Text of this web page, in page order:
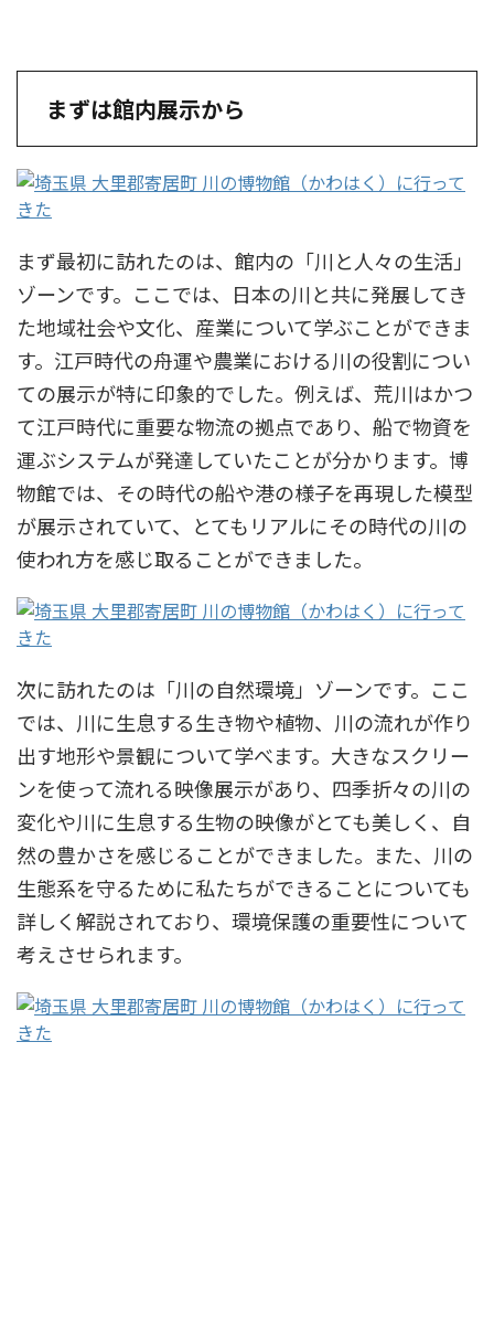
まずは館内展示から
まず最初に訪れたのは、館内の「川と人々の生活」
ゾーンです。ここでは、日本の川と共に発展してき
た地域社会や文化、産業について学ぶことができま
す。江戸時代の舟運や農業における川の役割につい
ての展示が特に印象的でした。例えば、荒川はかつ
て江戸時代に重要な物流の拠点であり、船で物資を
運ぶシステムが発達していたことが分かります。博
物館では、その時代の船や港の様子を再現した模型
が展示されていて、とてもリアルにその時代の川の
使われ方を感じ取ることができました。
次に訪れたのは「川の自然環境」ゾーンです。ここ
では、川に生息する生き物や植物、川の流れが作り
出す地形や景観について学べます。大きなスクリー
ンを使って流れる映像展示があり、四季折々の川の
変化や川に生息する生物の映像がとても美しく、自
然の豊かさを感じることができました。また、川の
生態系を守るために私たちができることについても
詳しく解説されており、環境保護の重要性について
考えさせられます。